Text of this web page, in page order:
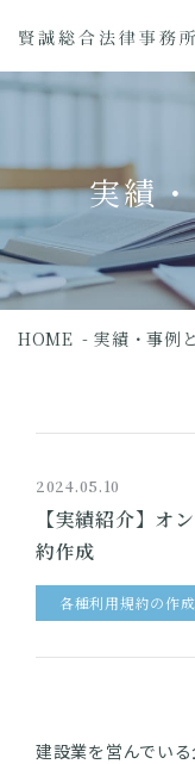
実績
HOME 実績・事例
2024.05.10
【実績紹介】オ
約作成
各種利用規約の作
建設業を営んでい